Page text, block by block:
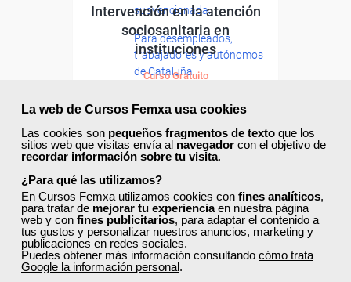
La web de Cursos Femxa usa cookies
Las cookies son pequeños fragmentos de texto que los
sitios web que visitas envía al navegador con el objetivo de
recordar información sobre tu visita.
¿Para qué las utilizamos?
En Cursos Femxa utilizamos cookies con fines analíticos,
para tratar de mejorar tu experienciaen nuestra página
web y con fines publicitarios, para adaptar el contenido a
tus gustos y personalizar nuestros anuncios, marketing y
publicaciones en redes sociales.
Puedes obtener más información consultando cómo trata
Google la información personal.
subvencionada.
Para desempleados,
trabajadores y autónomos
de Cataluña.
Para todos los sectores.
Intervención en la atención
sociosanitaria en
instituciones
Curso Gratuito
Online (Cataluña )
Ver curso
19 454
ONLINE